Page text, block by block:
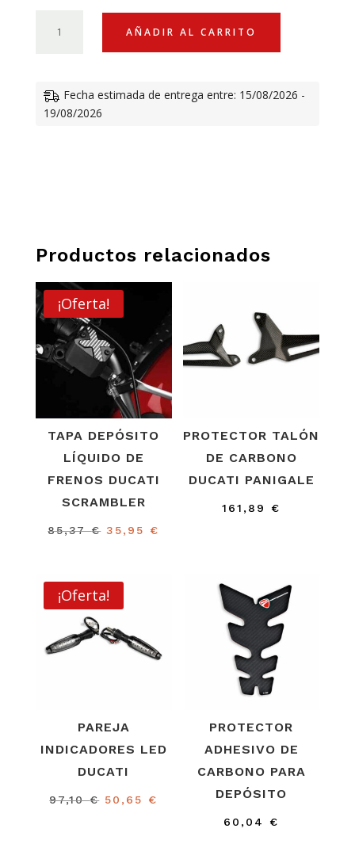
TRASEROS
DUCATI
SCRAMBLER
AÑADIR AL CARRITO
Fecha estimada de entrega entre: 15/08/2026 -
19/08/2026
Productos relacionados
¡Oferta!
TAPA DEPÓSITO
LÍQUIDO DE
FRENOS DUCATI
SCRAMBLER
85,37€ El
era:
85,37 €.
35,95 €
PROTECTOR TALÓN
DE CARBONO
DUCATI PANIGALE
161,89 €
¡Oferta!
PAREJA
INDICADORES LED
DUCATI
97,10€ El
50,65 €
PROTECTOR
ADHESIVO DE
CARBONO PARA
DEPÓSITO
60,04 €